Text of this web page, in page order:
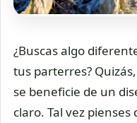
¿Buscas algo
tus parterres?
se beneficie de un
claro. Tal vez